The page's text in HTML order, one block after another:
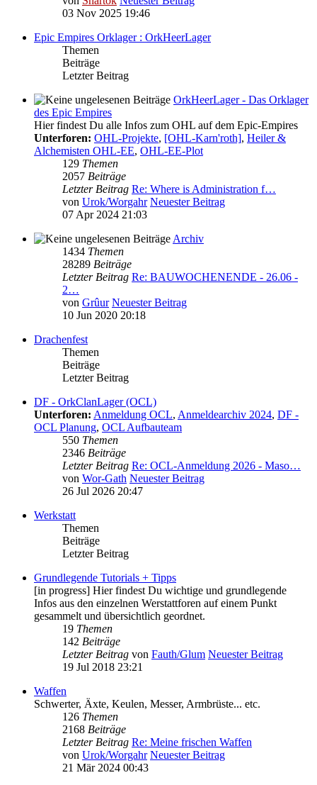
03 Nov 2025 19:46
Epic Empires Orklager : OrkHeerLager
Themen
Beiträge
Letzter Beitrag
OrkHeerLager - Das Orklager
des Epic Empires
Hier findest Du alle Infos zum OHL auf dem Epic-Empires
Unterforen: OHL-Projekte, [OHL-Karn'roth], Heiler &
Alchemisten OHL-EE, OHL-EE-Plot
129 Themen
2057 Beiträge
Letzter Beitrag Re: Where is Administration f…
von Urok/Worgahr Neuester Beitrag
07 Apr 2024 21:03
Archiv
1434 Themen
28289 Beiträge
Letzter Beitrag Re: BAUWOCHENENDE - 26.06 -
2…
von Grûur Neuester Beitrag
10 Jun 2020 20:18
Drachenfest
Themen
Beiträge
Letzter Beitrag
DF - OrkClanLager (OCL)
Unterforen: Anmeldung OCL, Anmeldearchiv 2024, DF -
OCL Planung, OCL Aufbauteam
550 Themen
2346 Beiträge
Letzter Beitrag Re: OCL-Anmeldung 2026 - Maso…
von Wor-Gath Neuester Beitrag
26 Jul 2026 20:47
Werkstatt
Themen
Beiträge
Letzter Beitrag
Grundlegende Tutorials + Tipps
[in progress] Hier findest Du wichtige und grundlegende
Infos aus den einzelnen Werstattforen auf einem Punkt
gesammelt und übersichtlich geordnet.
19 Themen
142 Beiträge
Letzter Beitrag von Fauth/Glum Neuester Beitrag
19 Jul 2018 23:21
Waffen
Schwerter, Äxte, Keulen, Messer, Armbrüste... etc.
126 Themen
2168 Beiträge
Letzter Beitrag Re: Meine frischen Waffen
von Urok/Worgahr Neuester Beitrag
21 Mär 2024 00:43